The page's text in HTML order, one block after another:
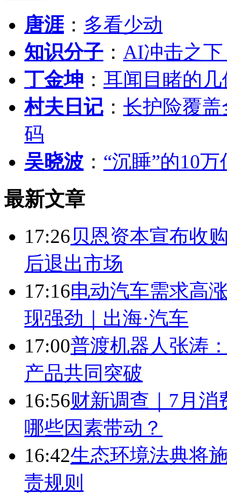
唐涯： 多看少动
知识分子 ： AI冲击之
丁金坤 ： 耳闻目睹的
村夫日记 ： 长护险覆
码
吴晓波 ： “沉睡”的10
最新文章
17:26贝恩资本宣布收
后退出市场
17:16电动汽车需求高
现强劲｜出海·汽车
17:00普渡机器人张涛
产品共同突破
16:56财新调查｜7月
哪些因素带动？
16:42生态环境法典将
责规则